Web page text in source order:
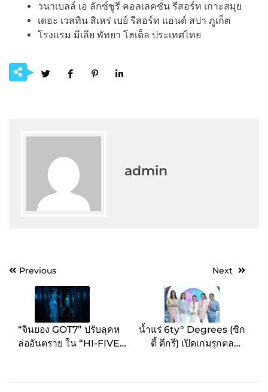
วนาเบลล์ เอ ลักซ์ชูรี คอลเลคชั่น รีสอร์ท เกาะสมุย
เดอะ เวสทิน สิเหร่ เบย์ รีสอร์ท แอนด์ สปา ภูเก็ต
โรงแรม มีเลีย พัทยา โฮเต็ล ประเทศไทย
admin
PostPrevious
“จินยอง GOT7” ปรับลุคห
ล่ออันตราย ใน “HI-FIVE
ครั้งแรก !!!
Next
น้ำแร่ 6ty° Degrees (ซิก
ตี้ ดีกรี) เปิดเกมรุกตลาด
เป็นเวทีสู่ภูมิภาครับเทรนด์